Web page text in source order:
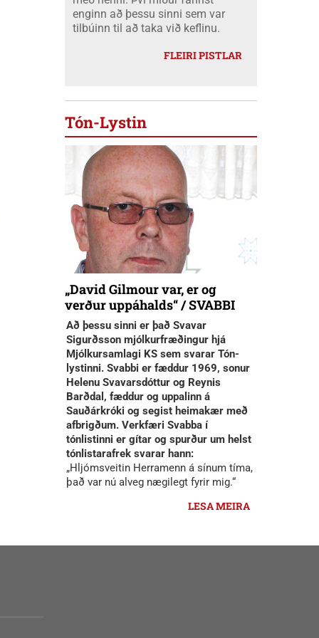
enginn að þessu sinni sem var
tilbúinn til að taka við keflinu.
FLEIRI PISTLAR
Tón-Lystin
„David Gilmour var, er og
verður uppáhalds“ / SVABBI
Að þessu sinni er það Svavar
Sigurðsson mjólkurfræðingur hjá
Mjólkursamlagi KS sem svarar Tón-
lystinni. Svabbi er fæddur 1969, sonur
Helenu Svavarsdóttur og Reynis
Barðdal, fæddur og uppalinn á
Sauðárkróki og segist heimakær með
afbrigðum. Verkfæri Svabba í
tónlistinni er gítar og spurður um helst
tónlistarafrek svarar hann:
„Hljómsveitin Herramenn á sínum tíma,
það var nú alveg nægilegt fyrir mig.“
LESA MEIRA